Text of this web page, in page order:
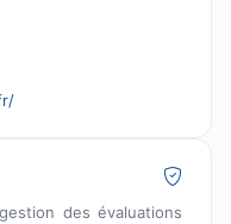
des évaluations